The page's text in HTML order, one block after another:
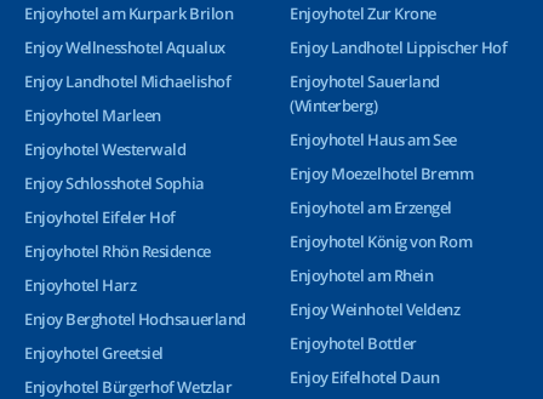
Enjoyhotel am Kurpark Brilon
Enjoy Wellnesshotel Aqualux
Enjoy Landhotel Michaelishof
Enjoyhotel Marleen
Enjoyhotel Westerwald
Enjoy Schlosshotel Sophia
Enjoyhotel Eifeler Hof
Enjoyhotel Rhön Residence
Enjoyhotel Harz
Enjoy Berghotel Hochsauerland
Enjoyhotel Greetsiel
Enjoyhotel Bürgerhof Wetzlar
Enjoyhotel Zur Krone
Enjoy Landhotel Lippischer Hof
Enjoyhotel Sauerland
(Winterberg)
Enjoyhotel Haus am See
Enjoy Moezelhotel Bremm
Enjoyhotel am Erzengel
Enjoyhotel König von Rom
Enjoyhotel am Rhein
Enjoy Weinhotel Veldenz
Enjoyhotel Bottler
Enjoy Eifelhotel Daun